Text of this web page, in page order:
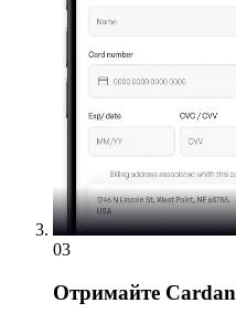
03
Отримайте